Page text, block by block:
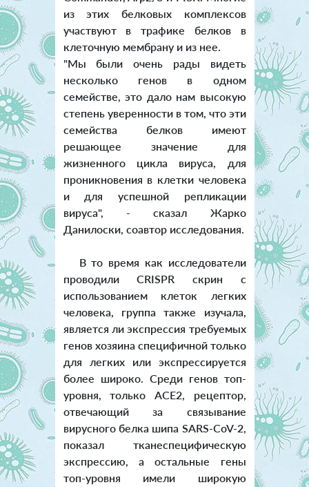
из этих белковых комплексов
участвуют в трафике белков в
клеточную мембрану и из нее.
"Мы были очень рады видеть
несколько генов в одном
семействе, это дало нам высокую
степень уверенности в том, что эти
семейства белков имеют
решающее значение для
жизненного цикла вируса, для
проникновения в клетки человека
и для успешной репликации
вируса", - сказал Жарко
Данилоски, соавтор исследования.
В то время как исследователи
проводили CRISPR скрин с
использованием клеток легких
человека, группа также изучала,
является ли экспрессия требуемых
генов хозяина специфичной только
для легких или экспрессируется
более широко. Среди генов топ-
уровня, только ACE2, рецептор,
отвечающий за связывание
вирусного белка шипа SARS-CoV-2,
показал тканеспецифическую
экспрессию, а остальные гены
топ-уровня имели широкую